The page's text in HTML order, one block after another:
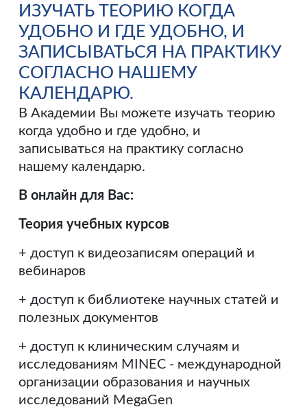
ИЗУЧАТЬ ТЕОРИЮ КОГДА
УДОБНО И ГДЕ УДОБНО, И
ЗАПИСЫВАТЬСЯ НА ПРАКТИКУ
СОГЛАСНО НАШЕМУ
КАЛЕНДАРЮ.
В Академии Вы можете изучать теорию
когда удобно и где удобно, и
записываться на практику согласно
нашему календарю.
В онлайн для Вас:
Теория учебных курсов
+ доступ к видеозаписям операций и
вебинаров
+ доступ к библиотеке научных статей и
полезных документов
+ доступ к клиничеcким случаям и
исследованиям MINEC - международной
организации образования и научных
исследований MegaGen